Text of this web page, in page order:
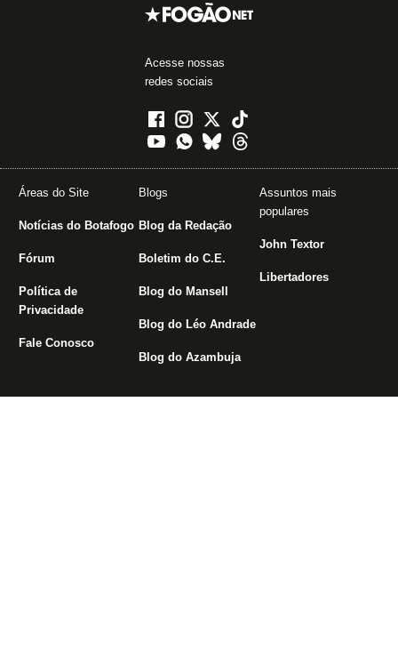
Acesse nossas
redes sociais
Áreas do Site
Notícias do Botafogo
Fórum
Política de
Privacidade
Fale Conosco
Blogs
Blog da Redação
Boletim do C.E.
Blog do Mansell
Blog do Léo Andrade
Blog do Azambuja
Assuntos mais
populares
John Textor
Libertadores